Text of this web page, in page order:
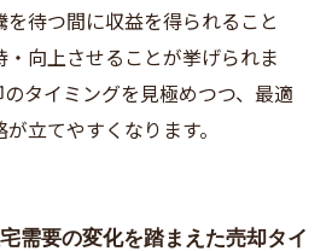
待つ間に収益を得られること
向上させることが挙げられま
タイミングを見極めつつ、最適
立てやすくなります。
需要の変化を踏まえた売却タイ